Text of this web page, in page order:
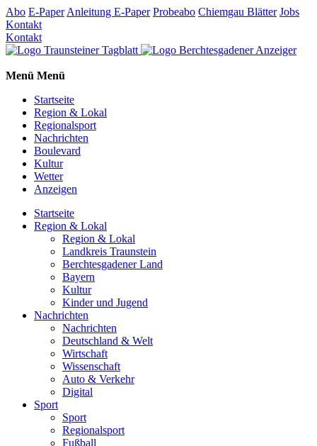
Abo E-Paper Anleitung E-Paper Probeabo Chiemgau Blätter Jobs
Kontakt
Kontakt
Menü Menü
Startseite
Region & Lokal
Regionalsport
Nachrichten
Boulevard
Kultur
Wetter
Anzeigen
Startseite
Region & Lokal
Region & Lokal
Landkreis Traunstein
Berchtesgadener Land
Bayern
Kultur
Kinder und Jugend
Nachrichten
Nachrichten
Deutschland & Welt
Wirtschaft
Wissenschaft
Auto & Verkehr
Digital
Sport
Sport
Regionalsport
Fußball